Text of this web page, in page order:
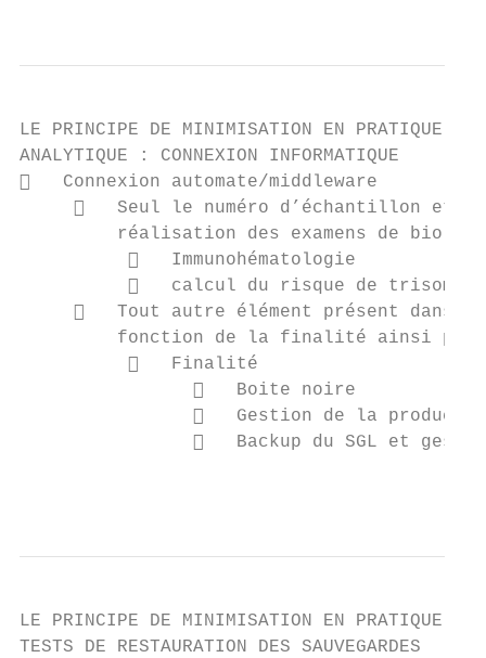
LE PRINCIPE DE MINIMISATION EN PRATIQUE
ANALYTIQUE : CONNEXION INFORMATIQUE
   Connexion automate/middleware
   Seul le numéro d’échantillon et
réalisation des examens de
             Immunohématologie
   calcul du risque de
   Tout autre élément présent dans
fonction de la finalité ainsi
             Finalité
                   Boite noire
   Gestion de la
   Backup du SGL et
LE PRINCIPE DE MINIMISATION EN PRATIQUE
TESTS DE RESTAURATION DES SAUVEGARDES